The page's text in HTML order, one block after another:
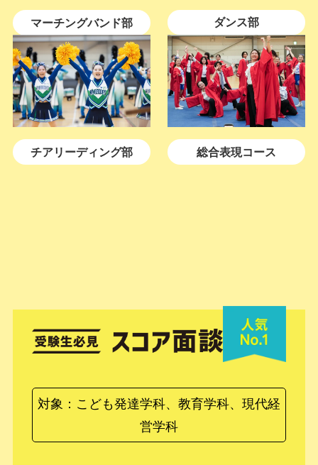
マーチングバンド部 ダンス部
チアリーディング部 総合表現コース
対象：こども発達学科、教育学科、現代経
営学科